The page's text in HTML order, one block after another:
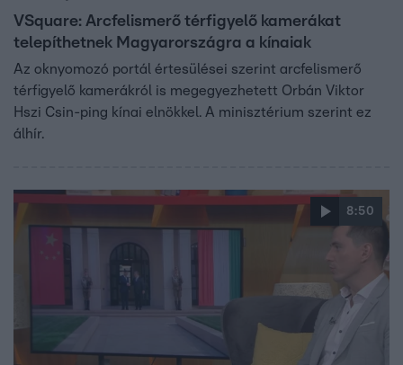
VSquare: Arcfelismerő térfigyelő kamerákat
telepíthetnek Magyarországra a kínaiak
Az oknyomozó portál értesülései szerint arcfelismerő
térfigyelő kamerákról is megegyezhetett Orbán Viktor
Hszi Csin-ping kínai elnökkel. A minisztérium szerint ez
álhír.
8:50